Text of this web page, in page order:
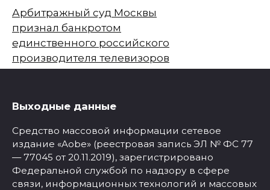
Арбитражный суд Москвы
признал банкротом
единственного российского
производителя телевизоров
Выходные данные
Средство массовой информации сетевое
издание «Aobe» (реестровая запись ЭЛ № ФС 77
— 77045 от 20.11.2019), зарегистрировано
Федеральной службой по надзору в сфере
связи, информационных технологий и массовых